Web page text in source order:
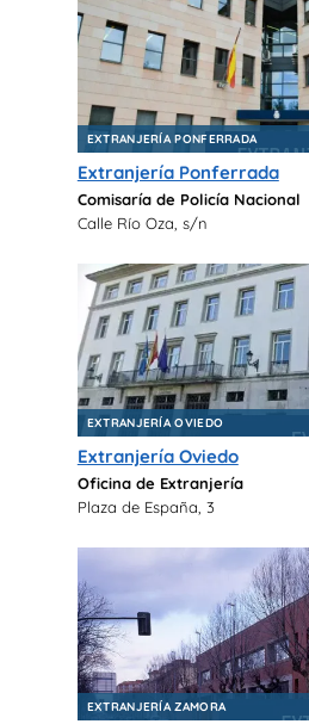
EXTRANJERÍA PONFERRADA
Extranjería Ponferrada
Comisaría de Policía Nacional
Calle Río Oza, s/n
EXTRANJERÍA OVIEDO
Extranjería Oviedo
Oficina de Extranjería
Plaza de España, 3
EXTRANJERÍA ZAMORA